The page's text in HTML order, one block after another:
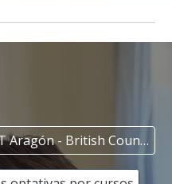
Itinerarios lingüísticos. BRIT Aragón - British Council